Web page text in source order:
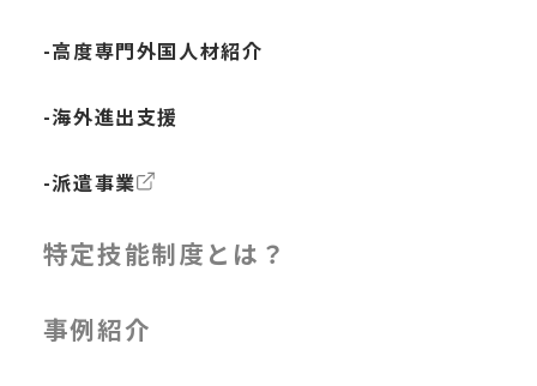
-高度専門外国人材紹介
-海外進出支援
-派遣事業
特定技能制度とは？
事例紹介